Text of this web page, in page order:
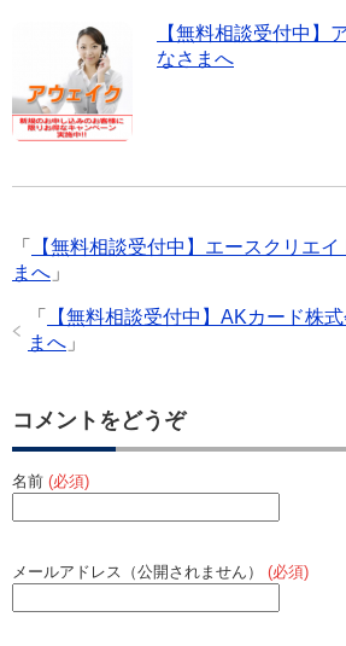
【無料相談受付中】
なさまへ
「
【無料相談受付中】エースクリエ
まへ 」
「
【無料相談受付中】AKカード株
まへ 」
コメントをどうぞ
名前 (必須)
メールアドレス（公開されません） (必須)